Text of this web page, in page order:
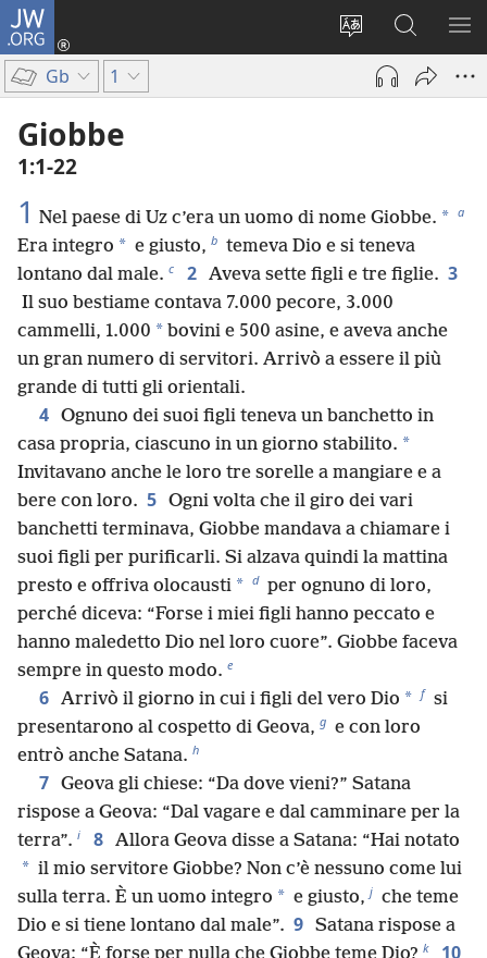
JW.ORG
Modificare
lingua
Accedi
(apre
Cerca
JW.ORG
Gb 1
Giobbe
1:1-22
1 Nel paese di Uz c’era un uomo di nome Giobbe. * a
Era integro * e giusto, b temeva Dio e si teneva
lontano dal male. c 2 Aveva sette figli e tre figlie. 3
Il suo bestiame contava 7.000 pecore, 3.000
cammelli, 1.000 * bovini e 500 asine, e aveva anche
un gran numero di servitori. Arrivò a essere il più
grande di tutti gli orientali.
4 Ognuno dei suoi figli teneva un banchetto in
casa propria, ciascuno in un giorno stabilito. *
Invitavano anche le loro tre sorelle a mangiare e a
bere con loro. 5 Ogni volta che il giro dei vari
banchetti terminava, Giobbe mandava a chiamare i
suoi figli per purificarli. Si alzava quindi la mattina
presto e offriva olocausti * d per ognuno di loro,
perché diceva: “Forse i miei figli hanno peccato e
hanno maledetto Dio nel loro cuore”. Giobbe faceva
sempre in questo modo. e
6 Arrivò il giorno in cui i figli del vero Dio * f si
presentarono al cospetto di Geova, g e con loro
entrò anche Satana. h
7 Geova gli chiese: “Da dove vieni?” Satana
rispose a Geova: “Dal vagare e dal camminare per la
terra”. i 8 Allora Geova disse a Satana: “Hai notato
* il mio servitore Giobbe? Non c’è nessuno come lui
sulla terra. È un uomo integro * e giusto, j che teme
Dio e si tiene lontano dal male”. 9 Satana rispose a
k 10